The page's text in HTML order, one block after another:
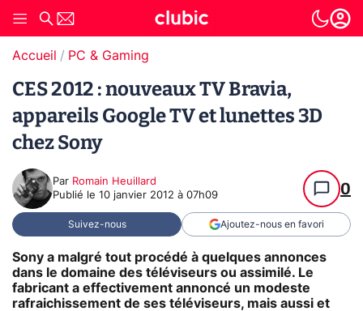
Accueil PC & Gaming
CES 2012 : nouveaux TV Bravia,
appareils Google TV et lunettes 3D
chez Sony
Par Romain Heuillard
Publié le 10 janvier 2012 à 07h09 0
Suivez-nous Ajoutez-nous en favori
Sony a malgré tout procédé à quelques annonces
dans le domaine des téléviseurs ou assimilé. Le
fabricant a effectivement annoncé un modeste
rafraichissement de ses téléviseurs, mais aussi et